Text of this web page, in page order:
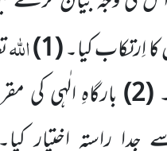
اِرتکاب کیا۔(1) اللّٰہ
(2)
بارگاہِ الٰہی کی
راستہ اختیار